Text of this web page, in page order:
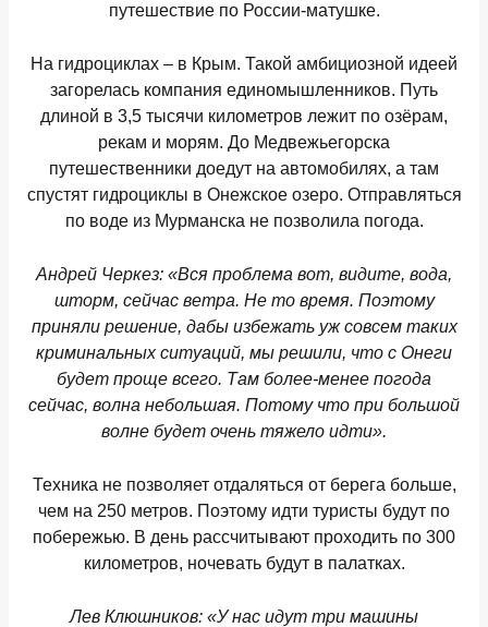
путешествие по России-матушке.
На гидроциклах – в Крым. Такой амбициозной идеей
загорелась компания единомышленников. Путь
длиной в 3,5 тысячи километров лежит по озёрам,
рекам и морям. До Медвежьегорска
путешественники доедут на автомобилях, а там
спустят гидроциклы в Онежское озеро. Отправляться
по воде из Мурманска не позволила погода.
Андрей Черкез: «Вся проблема вот, видите, вода,
шторм, сейчас ветра. Не то время. Поэтому
приняли решение, дабы избежать уж совсем таких
криминальных ситуаций, мы решили, что с Онеги
будет проще всего. Там более-менее погода
сейчас, волна небольшая. Потому что при большой
волне будет очень тяжело идти».
Техника не позволяет отдаляться от берега больше,
чем на 250 метров. Поэтому идти туристы будут по
побережью. В день рассчитывают проходить по 300
километров, ночевать будут в палатках.
Лев Клюшников: «У нас идут три машины